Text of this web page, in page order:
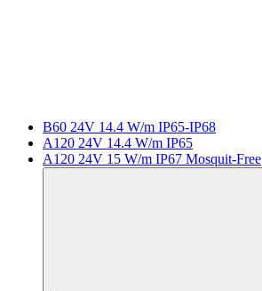
B60 24V 14.4 W/m IP65-IP68
A120 24V 14.4 W/m IP65
A120 24V 15 W/m IP67 Mosquit-Free